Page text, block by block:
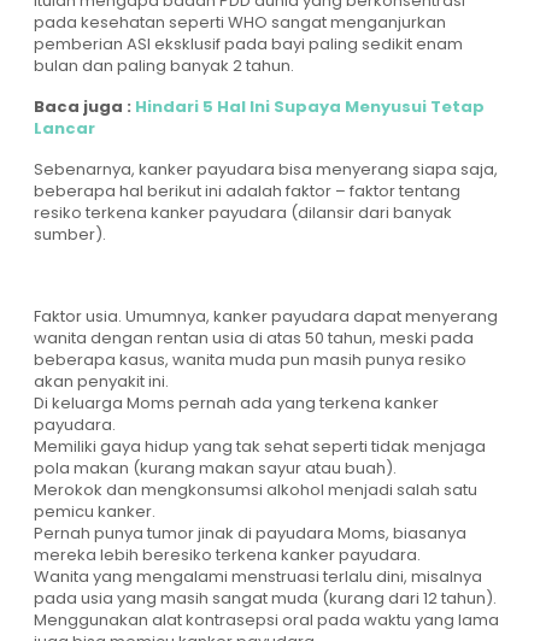
pada kesehatan seperti WHO sangat menganjurkan
pemberian ASI eksklusif pada bayi paling sedikit enam
bulan dan paling banyak 2 tahun.
Baca juga : Hindari 5 Hal Ini Supaya Menyusui Tetap
Lancar
Sebenarnya, kanker payudara bisa menyerang siapa saja,
beberapa hal berikut ini adalah faktor – faktor tentang
resiko terkena kanker payudara (dilansir dari banyak
sumber).
Faktor usia. Umumnya, kanker payudara dapat menyerang
wanita dengan rentan usia di atas 50 tahun, meski pada
beberapa kasus, wanita muda pun masih punya resiko
akan penyakit ini.
Di keluarga Moms pernah ada yang terkena kanker
payudara.
Memiliki gaya hidup yang tak sehat seperti tidak menjaga
pola makan (kurang makan sayur atau buah).
Merokok dan mengkonsumsi alkohol menjadi salah satu
pemicu kanker.
Pernah punya tumor jinak di payudara Moms, biasanya
mereka lebih beresiko terkena kanker payudara.
Wanita yang mengalami menstruasi terlalu dini, misalnya
pada usia yang masih sangat muda (kurang dari 12 tahun).
Menggunakan alat kontrasepsi oral pada waktu yang lama